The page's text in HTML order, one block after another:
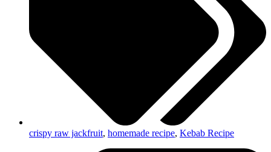
crispy raw jackfruit, homemade recipe, Kebab Recipe